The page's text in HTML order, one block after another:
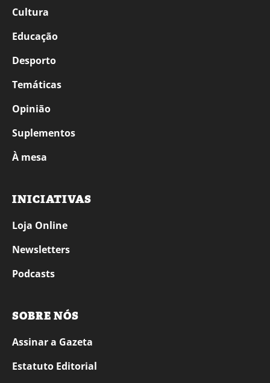
Cultura
Educação
Desporto
Temáticas
Opinião
Suplementos
À mesa
INICIATIVAS
Loja Online
Newsletters
Podcasts
SOBRE NÓS
Assinar a Gazeta
Estatuto Editorial